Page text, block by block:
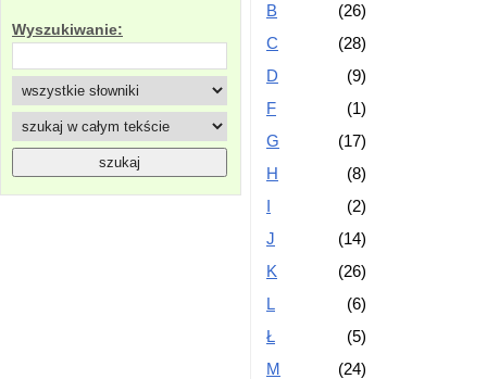
Wyszukiwanie:
B
(26)
C
(28)
D
(9)
F
(1)
G
(17)
H
(8)
I
(2)
J
(14)
K
(26)
L
(6)
Ł
(5)
M
(24)